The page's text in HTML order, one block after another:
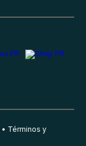
Términos y